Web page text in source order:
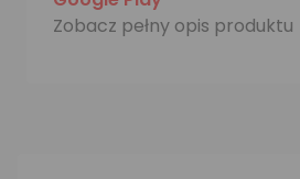
Zobacz pełny opis produktu